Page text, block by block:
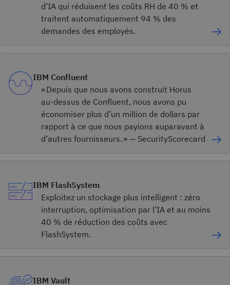
d’IA qui réduisent les coûts RH de 40 % et
traitent automatiquement 94 % des
demandes des employés.
IBM Confluent
« Depuis que nous avons construit Horus
au‑dessus de Confluent, nous avons pu
économiser plus d’un million de dollars par
rapport à ce que nous payions auparavant à
d’autres fournisseurs. » — SecurityScorecard
IBM FlashSystem
Exploitez un stockage plus intelligent : zéro
interruption, optimisation par l’IA et au moins
40 % de réduction des coûts avec
FlashSystem.
IBM Vault